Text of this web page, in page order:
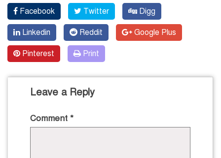
Facebook Twitter Digg
Linkedin Reddit Google Plus
Pinterest Print
Leave a Reply
Comment *